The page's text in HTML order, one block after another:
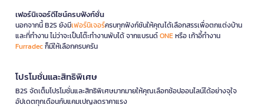
เฟอร์นิเจอร์ดีไซน์ครบฟังก์ชั่น
นอกจากนี้ B2S ยังมีเฟอร์นิเจอร์ครบทุกฟังก์ชันให้คุณได้เลือกสรรเพื่อตกแต่งบ้าน
และที่ทำงาน ไม่ว่าจะเป็นโต๊ะทำงานพับได้ จากแบรนด์ONEหรือ เก้าอี้ทำงาน
Furradecก็มีให้เลือกครบครัน
โปรโมชั่นและสิทธิพิเศษ
B2S จัดเต็มโปรโมชั่นและสิทธิพิเศษมากมายให้คุณเลือกช้อปออนไลน์ได้อย่างจุใจ
อัปเดตทุกเดือนกับแคมเปญลดราคาแรง